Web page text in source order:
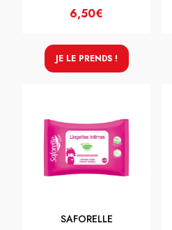
6,50€
JE LE PRENDS !
SAFORELLE